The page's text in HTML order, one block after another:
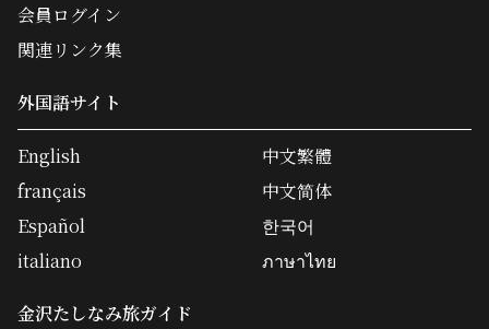
会員ログイン
関連リンク集
外国語サイト
English
français
Español
italiano
中文繁體
中文简体
한국어
ภาษาไทย
金沢たしなみ旅ガイド